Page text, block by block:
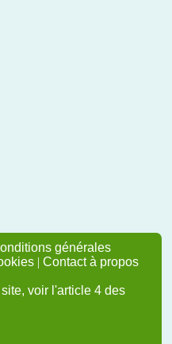
générales
| Contact à propos
voir l'article 4 des